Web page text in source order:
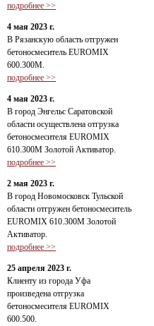
подробнее >>
4 мая 2023 г.
В Рязанскую область отгружен
бетоносмеситель EUROMIX
600.300М.
подробнее >>
4 мая 2023 г.
В город Энгельс Саратовской
области осуществлена отгрузка
бетоносмесителя EUROMIX
610.300М Золотой Активатор.
подробнее >>
2 мая 2023 г.
В город Новомосковск Тульской
области отгружен бетоносмеситель
EUROMIX 610.300М Золотой
Активатор.
подробнее >>
25 апреля 2023 г.
Клиенту из города Уфа
произведена отгрузка
бетоносмесителя EUROMIX
600.500.